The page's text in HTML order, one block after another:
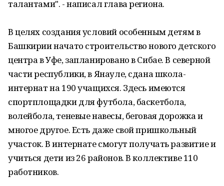
талантами". - написал глава региона.
В целях создания условий особенным детям в
Башкирии начато строительство нового детского
центра в Уфе, запланировано в Сибае. В северной
части республики, в Янауле, сдана школа-
интернат на 190 учащихся. Здесь имеются
спортплощадки для футбола, баскетбола,
волейбола, теневые навесы, беговая дорожка и
многое другое. Есть даже свой пришкольный
участок. В интернате смогут получать развитие и
учиться дети из 26 районов. В коллективе 110
работников.